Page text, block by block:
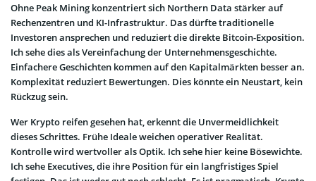
Ohne Peak Mining konzentriert sich Northern Data stärker auf
Rechenzentren und KI-Infrastruktur. Das dürfte traditionelle
Investoren ansprechen und reduziert die direkte Bitcoin-Exposition.
Ich sehe dies als Vereinfachung der Unternehmensgeschichte.
Einfachere Geschichten kommen auf den Kapitalmärkten besser an.
Komplexität reduziert Bewertungen. Dies könnte ein Neustart, kein
Rückzug sein.
Wer Krypto reifen gesehen hat, erkennt die Unvermeidlichkeit
dieses Schrittes. Frühe Ideale weichen operativer Realität.
Kontrolle wird wertvoller als Optik. Ich sehe hier keine Bösewichte.
Ich sehe Executives, die ihre Position für ein langfristiges Spiel